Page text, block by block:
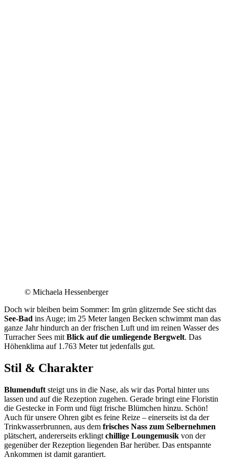
© Michaela Hessenberger
Doch wir bleiben beim Sommer: Im grün glitzernde See sticht das
See-Bad ins Auge; im 25 Meter langen Becken schwimmt man das
ganze Jahr hindurch an der frischen Luft und im reinen Wasser des
Turracher Sees mit Blick auf die umliegende Bergwelt. Das
Höhenklima auf 1.763 Meter tut jedenfalls gut.
Stil & Charakter
Blumenduft steigt uns in die Nase, als wir das Portal hinter uns
lassen und auf die Rezeption zugehen. Gerade bringt eine Floristin
die Gestecke in Form und fügt frische Blümchen hinzu. Schön!
Auch für unsere Ohren gibt es feine Reize – einerseits ist da der
Trinkwasserbrunnen, aus dem frisches Nass zum Selbernehmen
plätschert, andererseits erklingt chillige Loungemusik von der
gegenüber der Rezeption liegenden Bar herüber. Das entspannte
Ankommen ist damit garantiert.